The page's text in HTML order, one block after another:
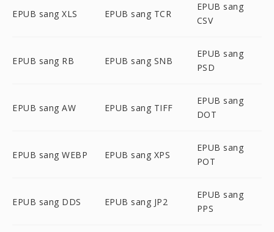
EPUB sang XLS EPUB sang TCR
EPUB sang
CSV
EPUB sang RB EPUB sang SNB
EPUB sang
PSD
EPUB sang AW EPUB sang TIFF
EPUB sang
DOT
EPUB sang WEBP EPUB sang XPS
EPUB sang
POT
EPUB sang DDS EPUB sang JP2
EPUB sang
PPS